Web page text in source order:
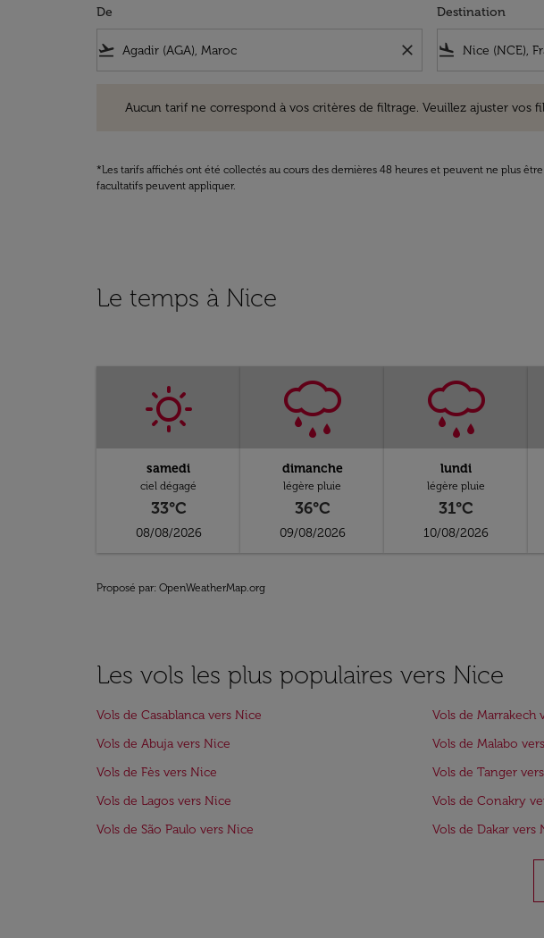
De
flight_takeoff close
Destination
flight_land
Aucun tarif ne correspond à vos critères de filtrage. Veuillez ajuster vos
*Les tarifs affichés ont été collectés au cours des dernières 48 heures et peuvent ne plus
facultatifs peuvent appliquer.
Le temps à Nice
samedi
ciel dégagé
33°C
08/08/2026
dimanche
légère pluie
36°C
09/08/2026
lundi
légère pluie
31°C
10/08/2026
Proposé par: OpenWeatherMap.org
Les vols les plus populaires vers Nice
Vols de Casablanca vers Nice Vols de Marrakech
Vols de Abuja vers Nice
Vols de Malabo
Vols de Fès vers Nice
Vols de Tanger
Vols de Lagos vers Nice
Vols de Conakry
Vols de São Paulo vers Nice
Vols de Dakar vers